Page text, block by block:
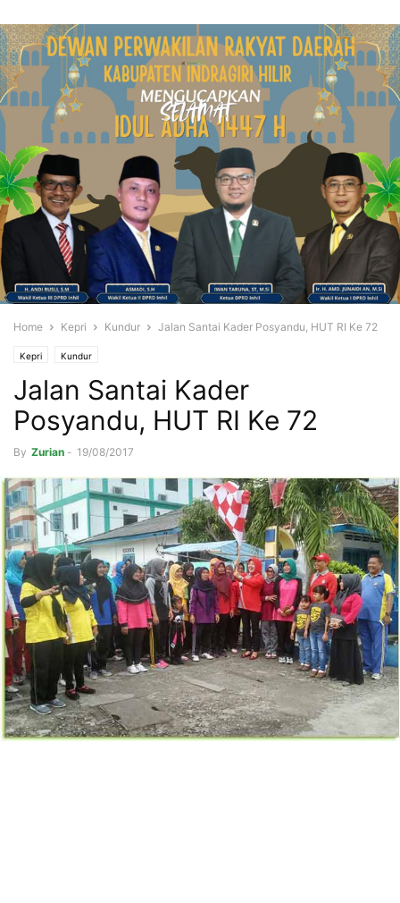
Home Kepri Kundur Jalan Santai Kader Posyandu, HUT RI Ke 72
Kepri Kundur
Jalan Santai Kader
Posyandu, HUT RI Ke 72
By Zurian - 19/08/2017